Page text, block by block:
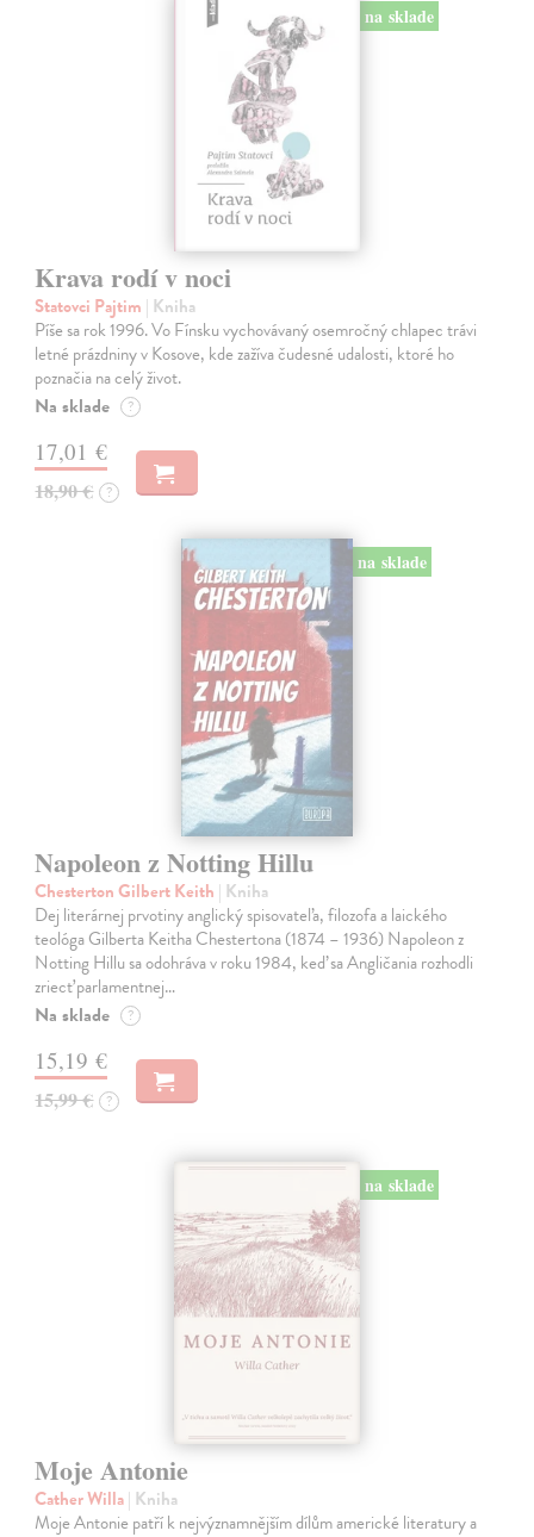
na sklade
Krava rodí v noci
Statovci Pajtim | Kniha
Píše sa rok 1996. Vo Fínsku vychovávaný osemročný chlapec trávi
letné prázdniny v Kosove, kde zažíva čudesné udalosti, ktoré ho
poznačia na celý život.
Na sklade ?
17,01 €
18,90 € ?
na sklade
Napoleon z Notting Hillu
Chesterton Gilbert Keith | Kniha
Dej literárnej prvotiny anglický spisovateľa, filozofa a laického
teológa Gilberta Keitha Chestertona (1874 – 1936) Napoleon z
Notting Hillu sa odohráva v roku 1984, keď sa Angličania rozhodli
zriecť parlamentnej…
Na sklade ?
15,19 €
15,99 € ?
na sklade
Moje Antonie
Cather Willa| Kniha
Moje Antonie patří k nejvýznamnějším dílům americké literatury a